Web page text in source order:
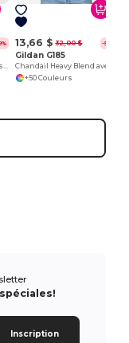
T-shirt à manches courtes en jersey
13,66 $ 32,00 $ -57%
Gildan G185
+50 Couleurs
Inscription